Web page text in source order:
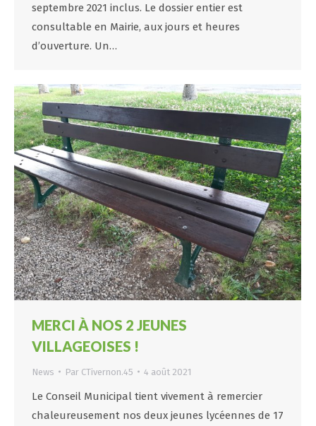
septembre 2021 inclus. Le dossier entier est
consultable en Mairie, aux jours et heures
d’ouverture. Un…
MERCI À NOS 2 JEUNES
VILLAGEOISES !
News Par CTivernon.45 4 août 2021
Le Conseil Municipal tient vivement à remercier
chaleureusement nos deux jeunes lycéennes de 17